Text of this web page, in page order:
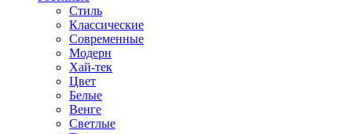
Стиль
Классические
Современные
Модерн
Хай-тек
Цвет
Белые
Венге
Светлые